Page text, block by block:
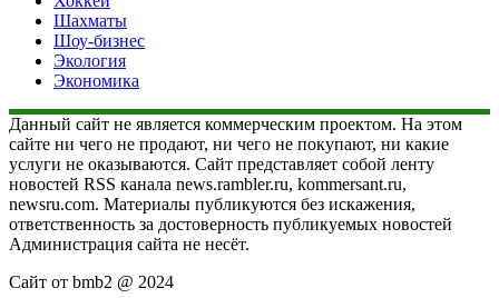
Шахматы
Шоу-бизнес
Экология
Экономика
Данный сайт не является коммерческим проектом. На этом
сайте ни чего не продают, ни чего не покупают, ни какие
услуги не оказываются. Сайт представляет собой ленту
новостей RSS канала news.rambler.ru, kommersant.ru,
newsru.com. Материалы публикуются без искажения,
ответственность за достоверность публикуемых новостей
Администрация сайта не несёт.
Сайт от bmb2 @ 2024